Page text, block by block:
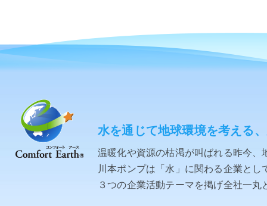
水を通じて地球環境を考える
温暖化や資源の枯渇が叫ばれる昨今
川本ポンプは「水」に関わる企業と
３つの企業活動テーマを掲げ全社一